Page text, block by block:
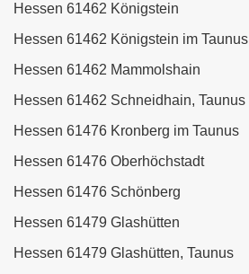
Hessen 61462 Königstein
Hessen 61462 Königstein im Taunus
Hessen 61462 Mammolshain
Hessen 61462 Schneidhain, Taunus
Hessen 61476 Kronberg im Taunus
Hessen 61476 Oberhöchstadt
Hessen 61476 Schönberg
Hessen 61479 Glashütten
Hessen 61479 Glashütten, Taunus